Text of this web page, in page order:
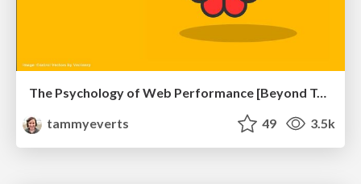
The Psychology of Web Performance [Beyond Tellerrand 2023]
tammyeverts
49 3.5k